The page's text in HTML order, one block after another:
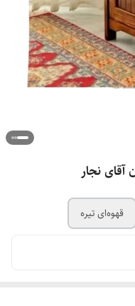
نجار
قهوه‌ای تیره